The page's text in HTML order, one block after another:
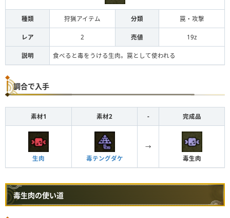
種類 狩猟アイテム 分類 罠・攻撃
レア 2 売値 19z
説明 食べると毒をうける生肉。罠として使われる
調合で入手
素材1 素材2 - 完成品
生肉 毒テングダケ
→
毒生肉
毒生肉の使い道